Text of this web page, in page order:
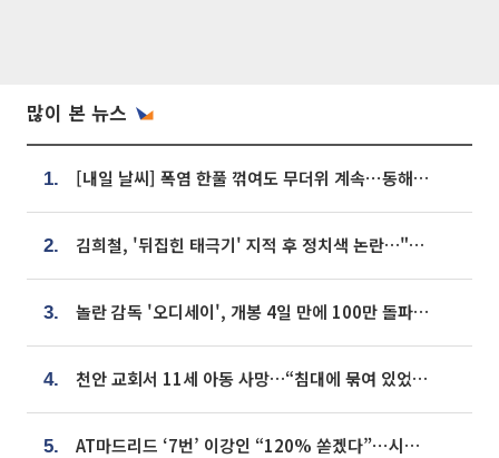
많이 본 뉴스
1. [내일 날씨] 폭염 한풀 꺾여도 무더위 계속⋯동해안 이틀 연속 비
2. 김희철, '뒤집힌 태극기' 지적 후 정치색 논란…"좌우 떠나 우리나라 국기"
3. 놀란 감독 '오디세이', 개봉 4일 만에 100만 돌파⋯'왕사남' 보다 빠르다
4. 천안 교회서 11세 아동 사망…“침대에 묶여 있었다” 진술 확보
5. AT마드리드 ‘7번’ 이강인 “120% 쏟겠다”⋯시메오네 감독 “필요한 선수”